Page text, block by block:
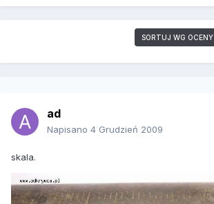
SORTUJ WG OCENY
ad
Napisano 4 Grudzień 2009
skala.